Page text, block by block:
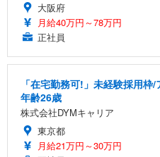
大阪府
月給40万円～78万円
正社員
「在宅勤務可!」未経験採用
年齢26歳
株式会社DYMキャリア
東京都
月給21万円～30万円